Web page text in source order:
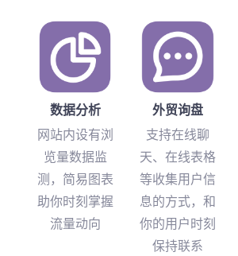
数据分析
网站内设有浏
览量数据监
测，简易图表
助你时刻掌握
流量动向
外贸询盘
支持在线聊
天、在线表格
等收集用户信
息的方式，和
你的用户时刻
保持联系